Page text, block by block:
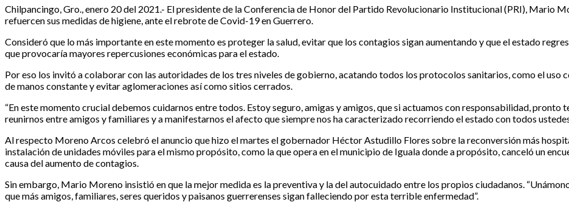
Chilpancingo, Gro., enero 20 del 2021.- El presidente de la Conferencia de Honor del Partido Revolucionario Institucional (PRI), Mario
refuercen sus medidas de higiene, ante el rebrote de Covid-19 en Guerrero.
Consideró que lo más importante en este momento es proteger la salud, evitar que los contagios sigan aumentando y que el estado
que provocaría mayores repercusiones económicas para el estado.
Por eso los invitó a colaborar con las autoridades de los tres niveles de gobierno, acatando todos los protocolos sanitarios, como el uso
de manos constante y evitar aglomeraciones así como sitios cerrados.
“En este momento crucial debemos cuidarnos entre todos. Estoy seguro, amigas y amigos, que si actuamos con responsabilidad,
reunirnos entre amigos y familiares y a manifestarnos el afecto que siempre nos ha caracterizado recorriendo el estado con todos
Al respecto Moreno Arcos celebró el anuncio que hizo el martes el gobernador Héctor Astudillo Flores sobre la reconversión más
instalación de unidades móviles para el mismo propósito, como la que opera en el municipio de Iguala donde a propósito, canceló un
causa del aumento de contagios.
Sin embargo, Mario Moreno insistió en que la mejor medida es la preventiva y la del autocuidado entre los propios ciudadanos.
que más amigos, familiares, seres queridos y paisanos guerrerenses sigan falleciendo por esta terrible enfermedad”.